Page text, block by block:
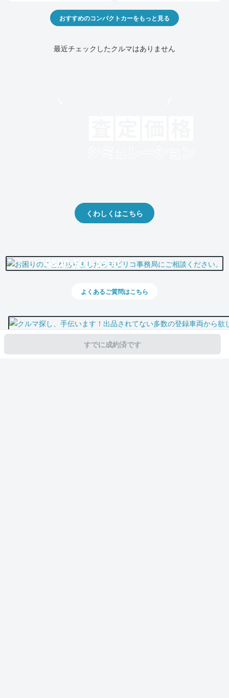
すでに成約済です
おすすめのコンパクトカーをもっと見る
最近チェックしたクルマはありません
くわしくはこちら
0800-500-5500
よくあるご質問はこちら